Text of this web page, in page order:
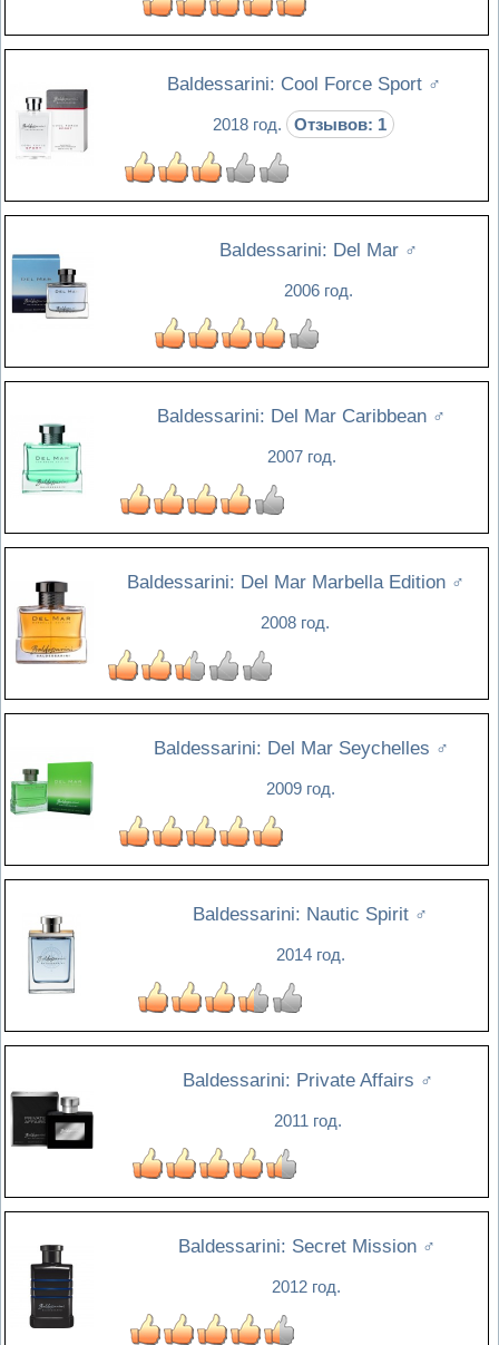
Baldessarini: Cool Force Sport ♂
2018 год. Отзывов: 1
Baldessarini: Del Mar ♂
2006 год.
Baldessarini: Del Mar Caribbean ♂
2007 год.
Baldessarini: Del Mar Marbella Edition ♂
2008 год.
Baldessarini: Del Mar Seychelles ♂
2009 год.
Baldessarini: Nautic Spirit ♂
2014 год.
Baldessarini: Private Affairs ♂
2011 год.
Baldessarini: Secret Mission ♂
2012 год.